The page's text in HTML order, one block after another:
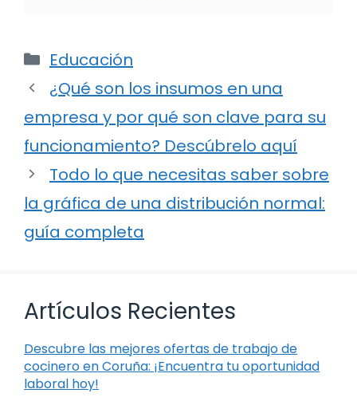
Categorías
Educación
¿Qué son los insumos en una
empresa y por qué son clave para su
funcionamiento? Descúbrelo aquí
Todo lo que necesitas saber sobre
la gráfica de una distribución normal:
guía completa
Artículos Recientes
Descubre las mejores ofertas de trabajo de
cocinero en Coruña: ¡Encuentra tu oportunidad
laboral hoy!